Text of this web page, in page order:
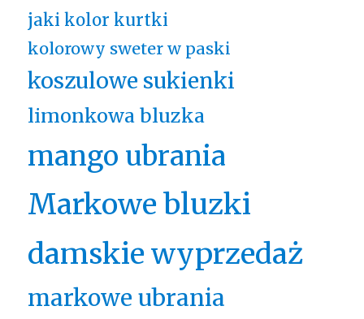
jaki kolor kurtki
kolorowy sweter w paski
koszulowe sukienki
limonkowa bluzka
mango ubrania
Markowe bluzki
damskie wyprzedaż
markowe ubrania